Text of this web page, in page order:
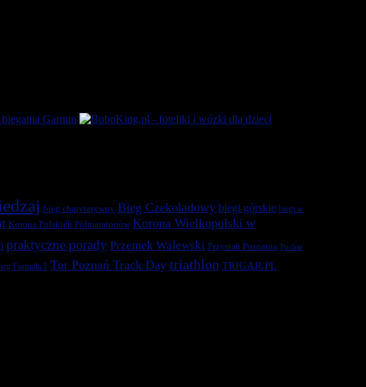
bieg charytatywny Bieg Czekoladowy biegi górskie biegi w
Korona Polskich Półmaratonów Korona Wielkopolski w
praktyczne porady Przemek Walewski Przystań Posnania Puchar
Formuła 1 Tor Poznań Track Day triathlon TRIGAR.PL